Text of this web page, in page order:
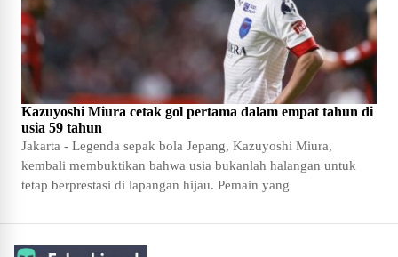
Kazuyoshi Miura cetak gol pertama dalam empat tahun di
usia 59 tahun
Jakarta - Legenda sepak bola Jepang, Kazuyoshi Miura,
kembali membuktikan bahwa usia bukanlah halangan untuk
tetap berprestasi di lapangan hijau. Pemain yang